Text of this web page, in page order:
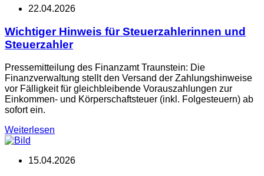
22.04.2026
Wichtiger Hinweis für Steuerzahlerinnen und
Steuerzahler
Pressemitteilung des Finanzamt Traunstein: Die
Finanzverwaltung stellt den Versand der Zahlungshinweise
vor Fälligkeit für gleichbleibende Vorauszahlungen zur
Einkommen- und Körperschaftsteuer (inkl. Folgesteuern) ab
sofort ein.
Weiterlesen
15.04.2026